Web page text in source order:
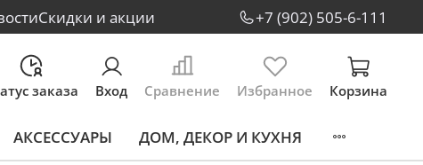
Скидки и акции +7 (902) 505-6-111
заказа Вход Сравнение Избранное Корзина
АКСЕССУАРЫ ДОМ, ДЕКОР И КУХНЯ